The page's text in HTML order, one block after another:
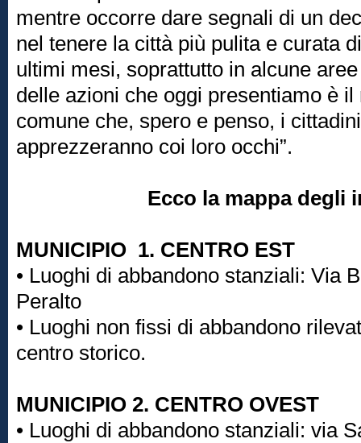
mentre occorre dare segnali di un
nel tenere la città più pulita e curata
ultimi mesi, soprattutto in alcune
delle azioni che oggi presentiamo è
comune che, spero e penso, i
apprezzeranno coi loro occhi”.
Ecco la mappa degli
MUNICIPIO 1. CENTRO EST
• Luoghi di abbandono stanziali: Via
Peralto
• Luoghi non fissi di abbandono
centro storico.
MUNICIPIO 2. CENTRO OVEST
• Luoghi di abbandono stanziali: via